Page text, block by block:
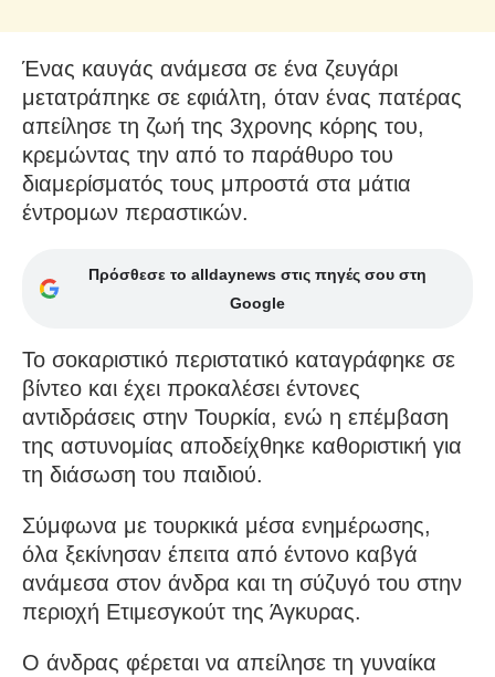
Ένας καυγάς ανάμεσα σε ένα ζευγάρι
μετατράπηκε σε εφιάλτη, όταν ένας πατέρας
απείλησε τη ζωή της 3χρονης κόρης του,
κρεμώντας την από το παράθυρο του
διαμερίσματός τους μπροστά στα μάτια
έντρομων περαστικών.
Πρόσθεσε το alldaynews στις πηγές σου στη
Google
Το σοκαριστικό περιστατικό καταγράφηκε σε
βίντεο και έχει προκαλέσει έντονες
αντιδράσεις στην Τουρκία, ενώ η επέμβαση
της αστυνομίας αποδείχθηκε καθοριστική για
τη διάσωση του παιδιού.
Σύμφωνα με τουρκικά μέσα ενημέρωσης,
όλα ξεκίνησαν έπειτα από έντονο καβγά
ανάμεσα στον άνδρα και τη σύζυγό του στην
περιοχή Ετιμεσγκούτ της Άγκυρας.
Ο άνδρας φέρεται να απείλησε τη γυναίκα